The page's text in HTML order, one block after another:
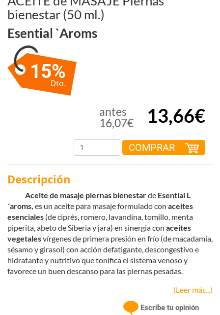
bienestar (50 ml.)
Esential `aroms
15%
Dto.
antes
16,07€
13,66€
COMPRAR
Descripción
Aceite de masaje piernas bienestarde Esential L
´aroms, es un aceite para masaje formulado con aceites
esenciales (de ciprés, romero, lavandina, tomillo, menta
piperita, abeto de Siberia y jara) en sinergia con aceites
vegetalesvírgenes de primera presión en frío (de macadamia,
sésamo y girasol) con acción defatigante, descongestivo e
hidratante y nutritivo que tonifica el sistema venoso y
favorece un buen descanso para las piernas pesadas.
El masaje aromaterapéutico constituye una oportunidad de
transformación personal, una herramienta única de salud
cuerpo-mente. El aceite de masaje piernas, te ayudará al
(Leer más...)
Escribe tu opinión